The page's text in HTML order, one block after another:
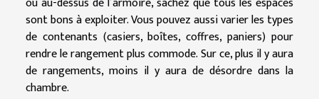
sont bons à exploiter. Vous pouvez aussi varier les types
de contenants (casiers, boîtes, coffres, paniers) pour
rendre le rangement plus commode. Sur ce, plus il y aura
de rangements, moins il y aura de désordre dans la
chambre.